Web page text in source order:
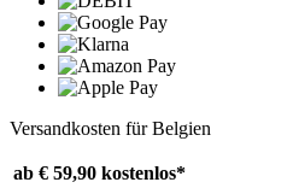
Versandkosten für Belgien
ab € 59,90 kostenlos*